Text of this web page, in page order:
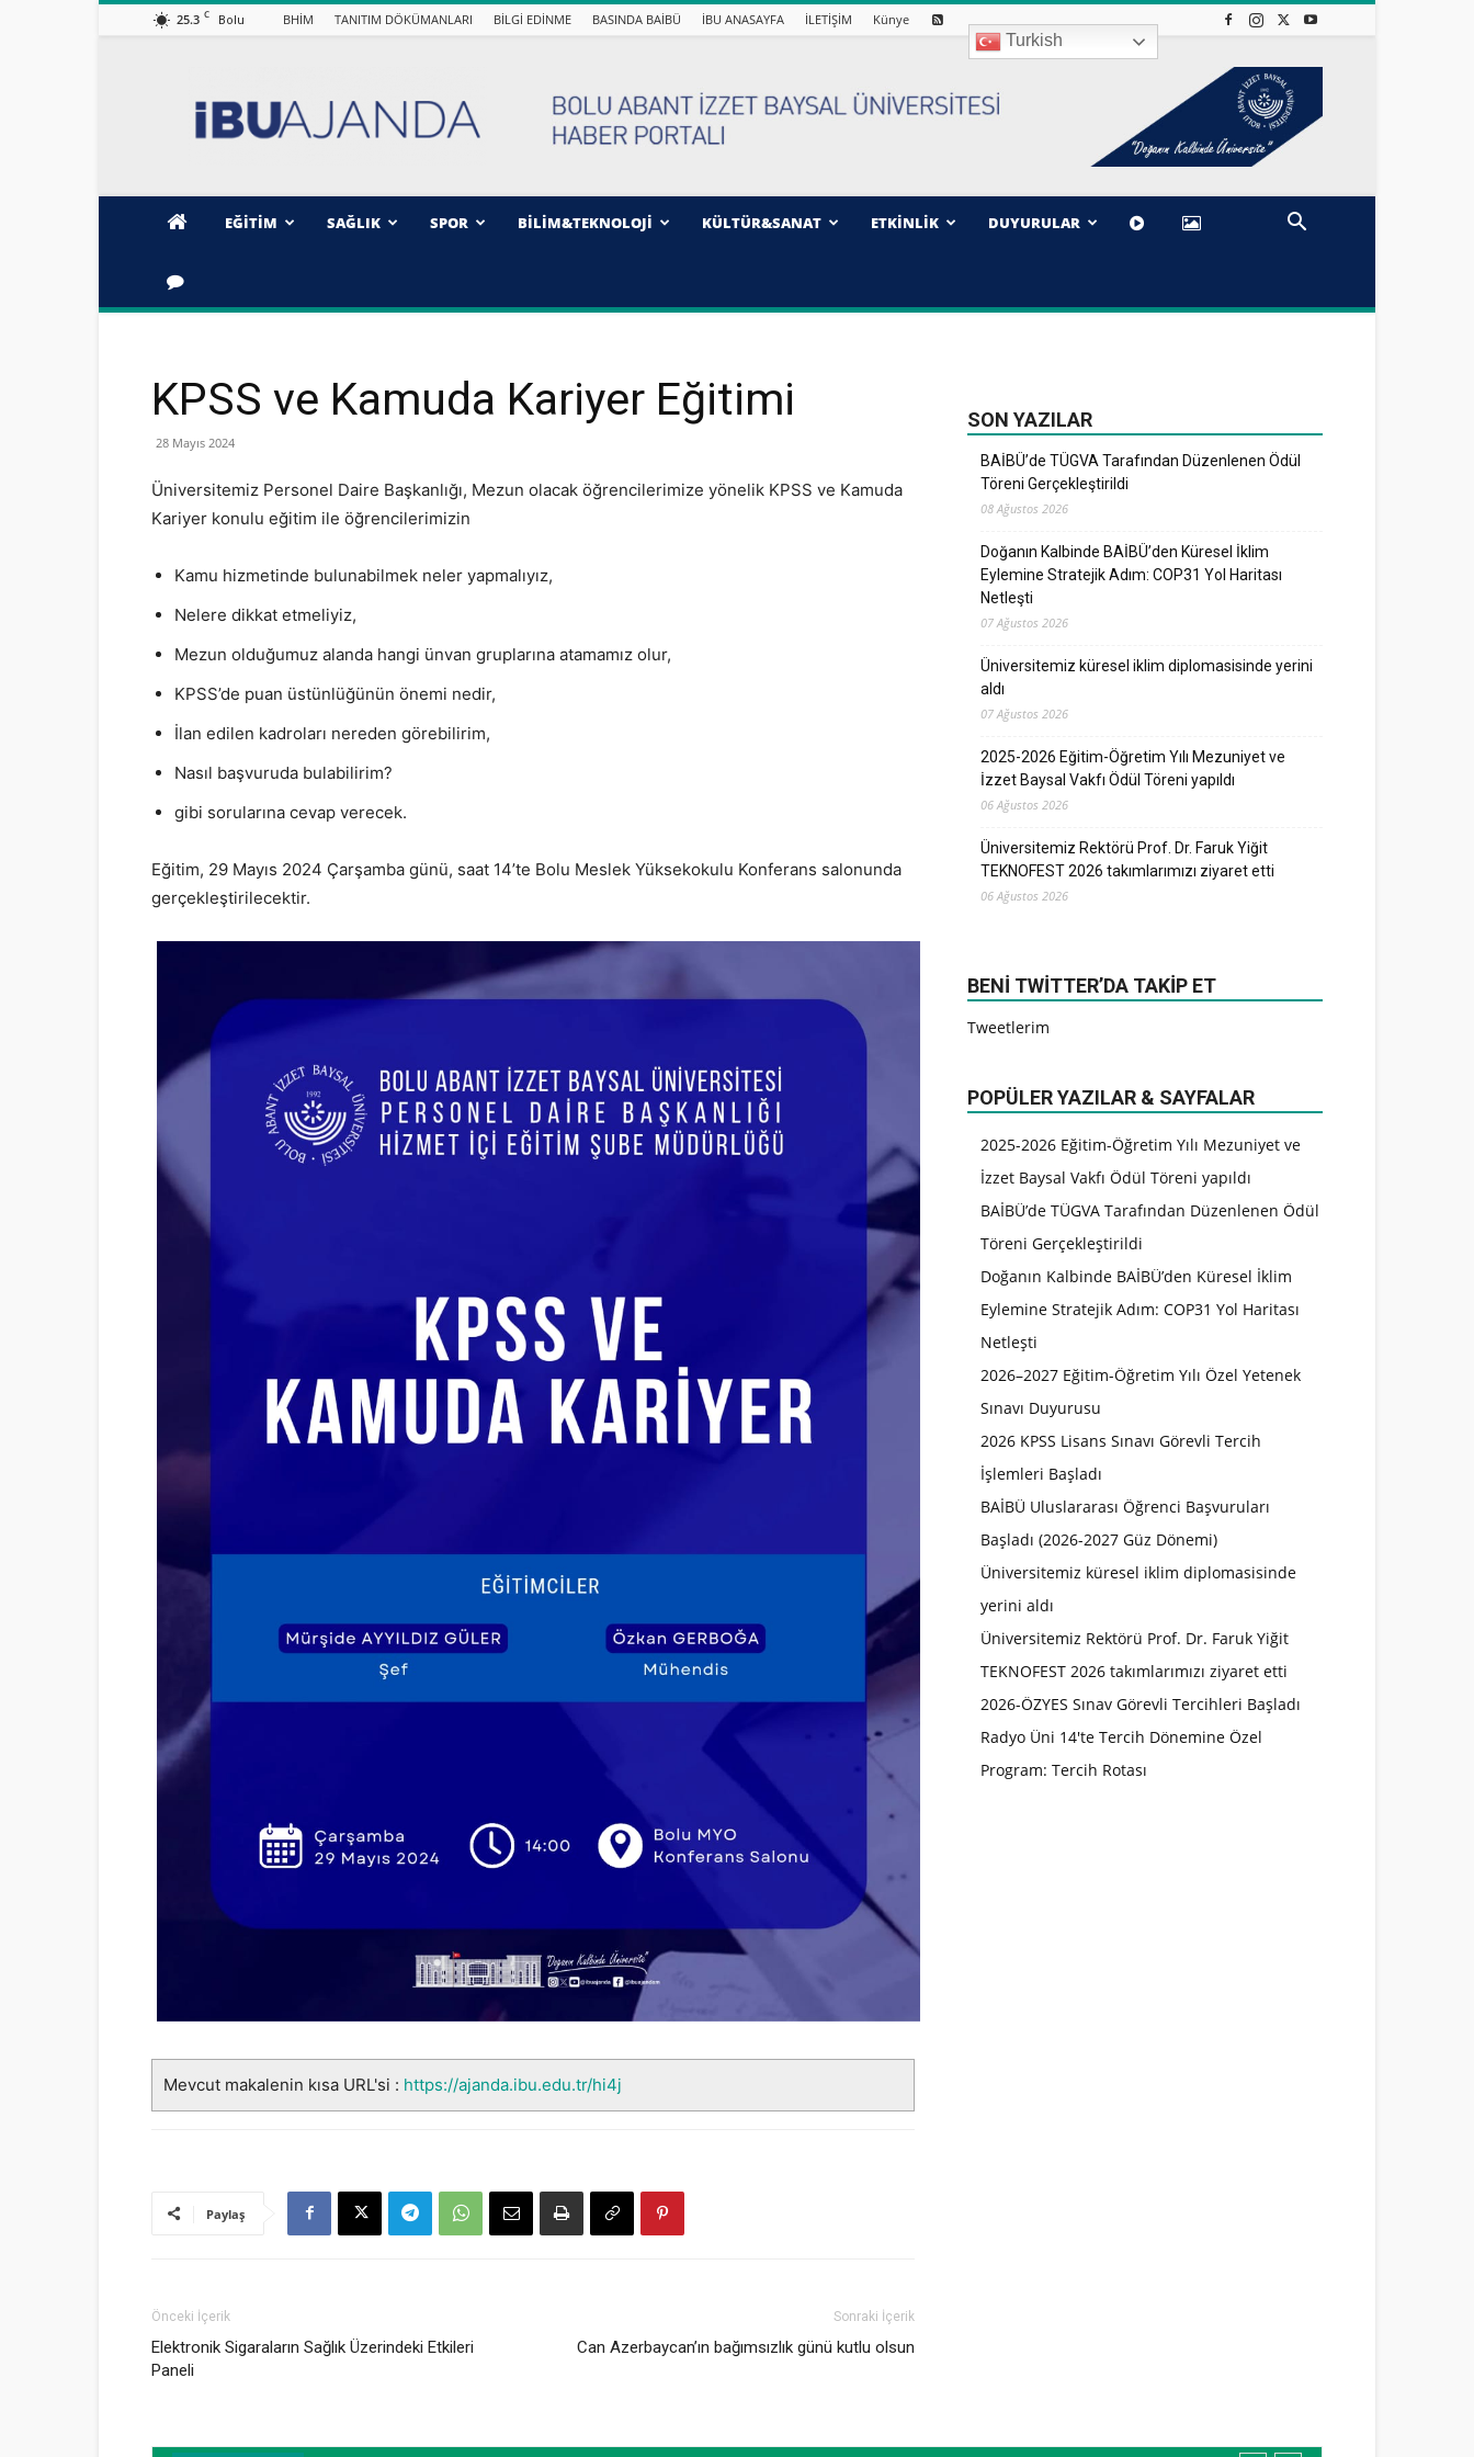
25.3 C Bolu BHİM TANITIM DÖKÜMANLARI BİLGİ EDİNME BASINDA BAİBÜ İBU ANASAYFA İLETİŞİM Künye
Turkish
EĞİTİM SAĞLIK SPOR BİLİM&TEKNOLOJİ KÜLTÜR&SANAT ETKİNLİK DUYURULAR
KPSS ve Kamuda Kariyer Eğitimi
28 Mayıs 2024
Üniversitemiz Personel Daire Başkanlığı, Mezun olacak öğrencilerimize yönelik KPSS ve Kamuda
Kariyer konulu eğitim ile öğrencilerimizin
Kamu hizmetinde bulunabilmek neler yapmalıyız,
Nelere dikkat etmeliyiz,
Mezun olduğumuz alanda hangi ünvan gruplarına atamamız olur,
KPSS’de puan üstünlüğünün önemi nedir,
İlan edilen kadroları nereden görebilirim,
Nasıl başvuruda bulabilirim?
gibi sorularına cevap verecek.
Eğitim, 29 Mayıs 2024 Çarşamba günü, saat 14’te Bolu Meslek Yüksekokulu Konferans salonunda
gerçekleştirilecektir.
Mevcut makalenin kısa URL'si : https://ajanda.ibu.edu.tr/hi4j
Paylaş
Önceki İçerik
Elektronik Sigaraların Sağlık Üzerindeki Etkileri
Paneli
Sonraki İçerik
Can Azerbaycan’ın bağımsızlık günü kutlu olsun
SON YAZILAR
BAİBÜ’de TÜGVA Tarafından Düzenlenen Ödül
Töreni Gerçekleştirildi
08 Ağustos 2026
Doğanın Kalbinde BAİBÜ’den Küresel İklim
Eylemine Stratejik Adım: COP31 Yol Haritası
Netleşti
07 Ağustos 2026
Üniversitemiz küresel iklim diplomasisinde yerini
aldı
07 Ağustos 2026
2025-2026 Eğitim-Öğretim Yılı Mezuniyet ve
İzzet Baysal Vakfı Ödül Töreni yapıldı
06 Ağustos 2026
Üniversitemiz Rektörü Prof. Dr. Faruk Yiğit
TEKNOFEST 2026 takımlarımızı ziyaret etti
06 Ağustos 2026
BENI TWITTER’DA TAKIP ET
Tweetlerim
POPÜLER YAZILAR & SAYFALAR
2025-2026 Eğitim-Öğretim Yılı Mezuniyet ve
İzzet Baysal Vakfı Ödül Töreni yapıldı
BAİBÜ’de TÜGVA Tarafından Düzenlenen Ödül
Töreni Gerçekleştirildi
Doğanın Kalbinde BAİBÜ’den Küresel İklim
Eylemine Stratejik Adım: COP31 Yol Haritası
Netleşti
2026–2027 Eğitim-Öğretim Yılı Özel Yetenek
Sınavı Duyurusu
2026 KPSS Lisans Sınavı Görevli Tercih
İşlemleri Başladı
BAİBÜ Uluslararası Öğrenci Başvuruları
Başladı (2026-2027 Güz Dönemi)
Üniversitemiz küresel iklim diplomasisinde
yerini aldı
Üniversitemiz Rektörü Prof. Dr. Faruk Yiğit
TEKNOFEST 2026 takımlarımızı ziyaret etti
2026-ÖZYES Sınav Görevli Tercihleri Başladı
Radyo Üni 14'te Tercih Dönemine Özel
Program: Tercih Rotası